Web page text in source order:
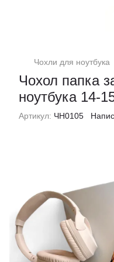
Чохли для ноутбука
Чохол папка
ноутбука 14-
Артикул: ЧН0105